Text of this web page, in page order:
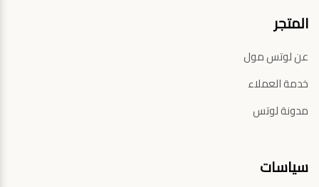
المتجر
عن لوتس مول
خدمة العملاء
مدونة لوتس
سياسات